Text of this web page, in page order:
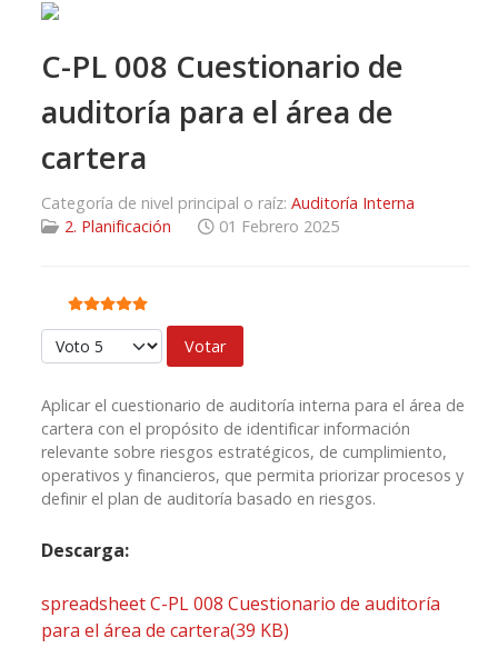
C-PL 008 Cuestionario de
auditoría para el área de
cartera
Categoría de nivel principal o raíz: Auditoría Interna
2. Planificación
01 Febrero 2025
Ratio:5/5
Por favor, vote
Aplicar el cuestionario de auditoría interna para el área de
cartera con el propósito de identificar información
relevante sobre riesgos estratégicos, de cumplimiento,
operativos y financieros, que permita priorizar procesos y
definir el plan de auditoría basado en riesgos.
Descarga:
spreadsheetC-PL 008 Cuestionario de auditoría
para el área de cartera(39 KB)